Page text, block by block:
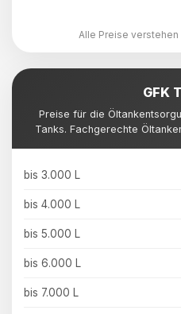
Alle Preise verstehen
GFK
Preise für die
Tanks. Fachgerechte
bis 3.000 L
bis 4.000 L
bis 5.000 L
bis 6.000 L
bis 7.000 L